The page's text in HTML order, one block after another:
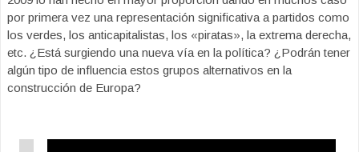
por primera vez una representación significativa a partidos como
los verdes, los anticapitalistas, los «piratas», la extrema derecha,
etc. ¿Está surgiendo una nueva vía en la política? ¿Podrán tener
algún tipo de influencia estos grupos alternativos en la
construcción de Europa?